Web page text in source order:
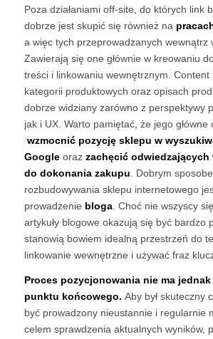
Poza działaniami off-site, do których link
dobrze jest skupić się również na
a więc tych przeprowadzanych wewnątrz
Zawierają się one głównie w kreowaniu
treści i linkowaniu wewnętrznym. Content
kategorii produktowych oraz opisach
dobrze widziany zarówno z perspektywy
jak i UX. Warto pamiętać, że jego główne
wzmocnić pozycję sklepu w
Googleoraz zachęcić odwiedzających
do dokonania zakupu. Dobrym
rozbudowywania sklepu internetowego
prowadzenie bloga. Choć nie wszyscy
artykuły blogowe okazują się być bardzo
stanowią bowiem idealną przestrzeń do
linkowanie wewnętrzne i używać fraz
Proces pozycjonowania nie ma
punktu końcowego. Aby był skuteczny
być prowadzony nieustannie i regularnie
celem sprawdzenia aktualnych wyników,